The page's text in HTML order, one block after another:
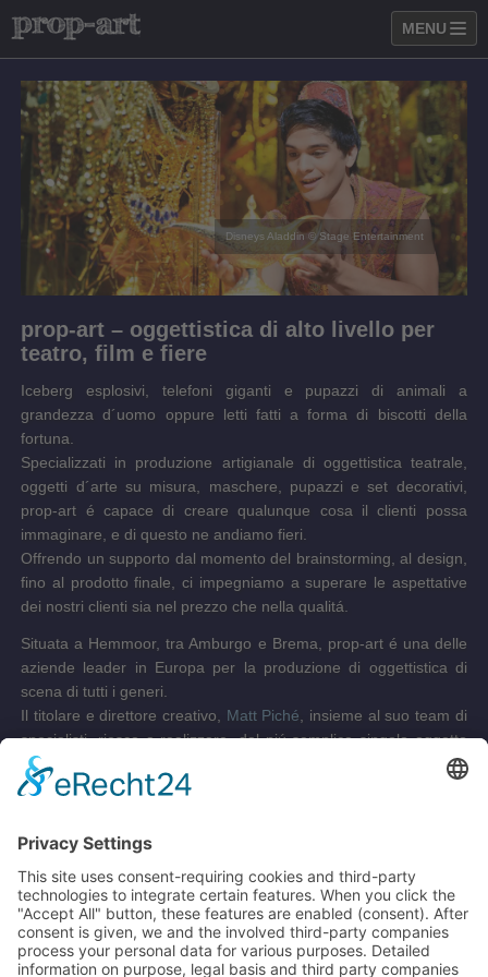
MENU
Disneys Aladdin © Stage Entertainment
prop-art – oggettistica di alto livello per
teatro, film e fiere
Iceberg esplosivi, telefoni giganti e pupazzi di animali a
grandezza d´uomo oppure letti fatti a forma di biscotti della
fortuna.
Specializzati in produzione artigianale di oggettistica teatrale,
oggetti d´arte su misura, maschere, pupazzi e set decorativi,
prop-art é capace di creare qualunque cosa il clienti possa
immaginare, e di questo ne andiamo fieri.
Offrendo un supporto dal momento del brainstorming, al design,
fino al prodotto finale, ci impegniamo a superare le aspettative
dei nostri clienti sia nel prezzo che nella qualitá.
Situata a Hemmoor, tra Amburgo e Brema, prop-art é una delle
aziende leader in Europa per la produzione di oggettistica di
scena di tutti i generi.
Il titolare e direttore creativo, Matt Piché , insieme al suo team di
specialisti, riesce a realizzare, dal piú semplice singolo oggetto
fino ad un completo set scenografico per produzioni teatrali e
musical di grande importanza.